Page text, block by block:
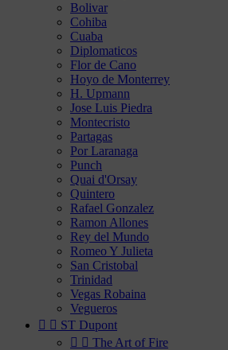
Bolivar
Cohiba
Cuaba
Diplomaticos
Flor de Cano
Hoyo de Monterrey
H. Upmann
Jose Luis Piedra
Montecristo
Partagas
Por Laranaga
Punch
Quai d'Orsay
Quintero
Rafael Gonzalez
Ramon Allones
Rey del Mundo
Romeo Y Julieta
San Cristobal
Trinidad
Vegas Robaina
Vegueros
  ST Dupont
  The Art of Fire